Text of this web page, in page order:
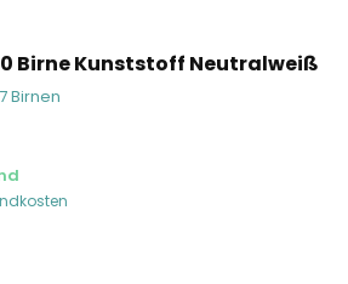
Birne Kunststoff Neutralweiß
Birnen